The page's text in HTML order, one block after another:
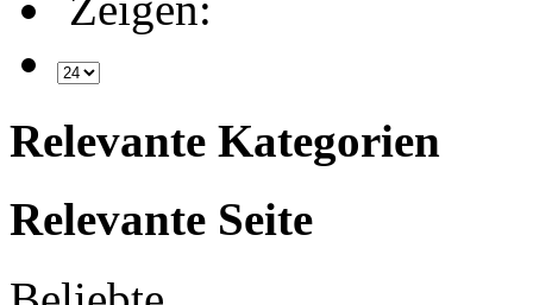
Relevante Kategorien
Relevante Seite